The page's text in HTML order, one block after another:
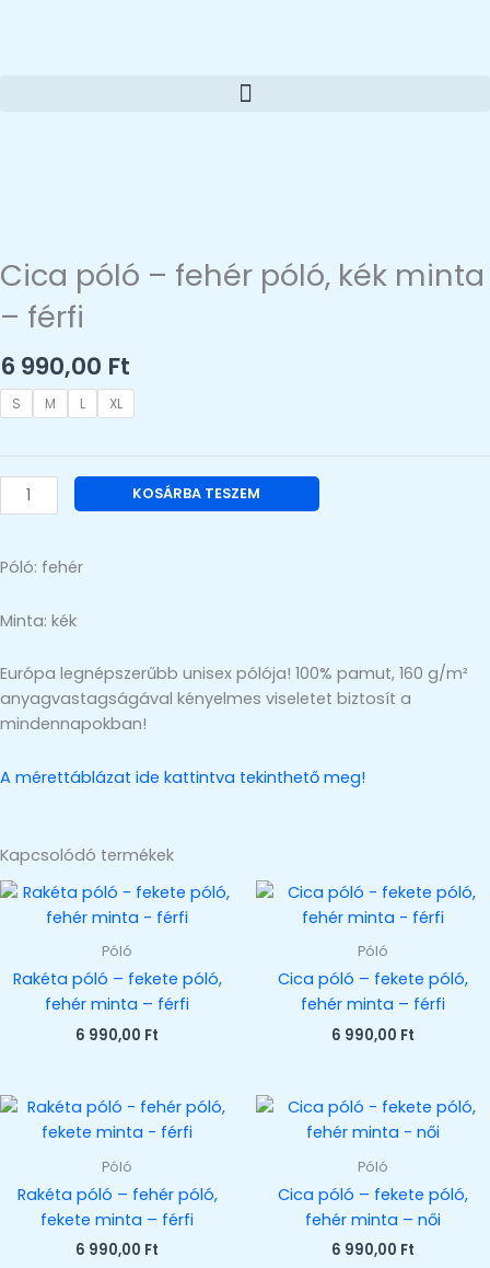
Cica póló – fehér póló, kék minta
– férfi
6 990,00 Ft
S M L XL
Cica
póló
póló,
kék
–
mennyiség
KOSÁRBA TESZEM
Póló: fehér
Minta: kék
Európa legnépszerűbb unisex pólója! 100% pamut, 160 g/m²
anyagvastagságával kényelmes viseletet biztosít a
mindennapokban!
A mérettáblázat ide kattintva tekinthető meg!
Kapcsolódó termékek
Póló
Rakéta póló – fekete póló,
fehér minta – férfi
6 990,00 Ft
Póló
Cica póló – fekete póló,
fehér minta – férfi
6 990,00 Ft
Póló
Rakéta póló – fehér póló,
fekete minta – férfi
6 990,00 Ft
Póló
Cica póló – fekete póló,
fehér minta – női
6 990,00 Ft